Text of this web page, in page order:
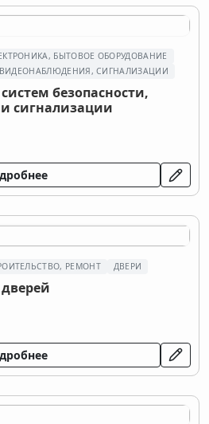
БЫТОВОЕ ОБОРУДОВАНИЕ
СИГНАЛИЗАЦИИ
безопасности,
сигнализации
РЕМОНТ ДВЕРИ